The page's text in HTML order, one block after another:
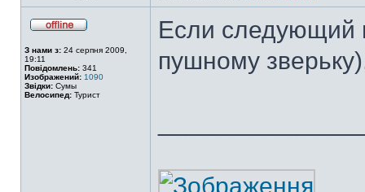
З нами з: 24 серпня 2009,
19:11
Повідомлень: 341
Изображений: 1090
Звідки: Сумы
Велосипед: Турист
Если следующий
пушному